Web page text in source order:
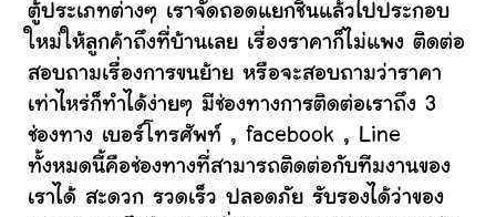
ตู้ประเภทต่างๆ เราจัดถอดแยกชิ้นแล้วไปประกอบ
ใหม่ให้ลูกค้าถึงที่บ้านเลย เรื่องราคาก็ไม่แพง ติดต่อ
สอบถามเรื่องการขนย้าย หรือจะสอบถามว่าราคา
เท่าไหร่ก็ทำได้ง่ายๆ มีช่องทางการติดต่อเราถึง 3
ช่องทาง เบอร์โทรศัพท์ , facebook , Line
ทั้งหมดนี้คือช่องทางที่สามารถติดต่อกับทีมงานของ
เราได้ สะดวก รวดเร็ว ปลอดภัย รับรองได้ว่าของ